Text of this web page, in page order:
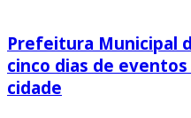
Prefeitura Municipal
cinco dias de
cidade